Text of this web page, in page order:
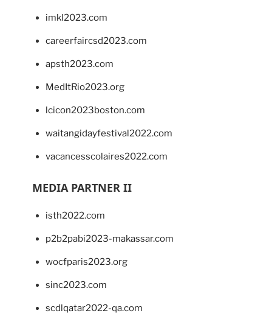
imkl2023.com
careerfaircsd2023.com
apsth2023.com
MedItRio2023.org
lcicon2023boston.com
waitangidayfestival2022.com
vacancesscolaires2022.com
MEDIA PARTNER II
isth2022.com
p2b2pabi2023-makassar.com
wocfparis2023.org
sinc2023.com
scdlqatar2022-qa.com